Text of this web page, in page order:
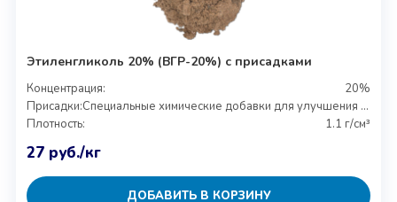
Этиленгликоль 20% (ВГР-20%) с присадками
Концентрация:
20%
Присадки:
Специальные химические добавки для улучшения свойств
Плотность:
1.1 г/см³
27 руб./кг
ДОБАВИТЬ В КОРЗИНУ